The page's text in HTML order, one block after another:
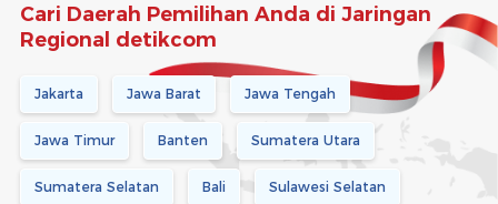
Cari Daerah Pemilihan Anda di Jaringan
Regional detikcom
Jakarta Jawa Barat Jawa Tengah
Jawa Timur Banten Sumatera Utara
Sumatera Selatan Bali Sulawesi Selatan